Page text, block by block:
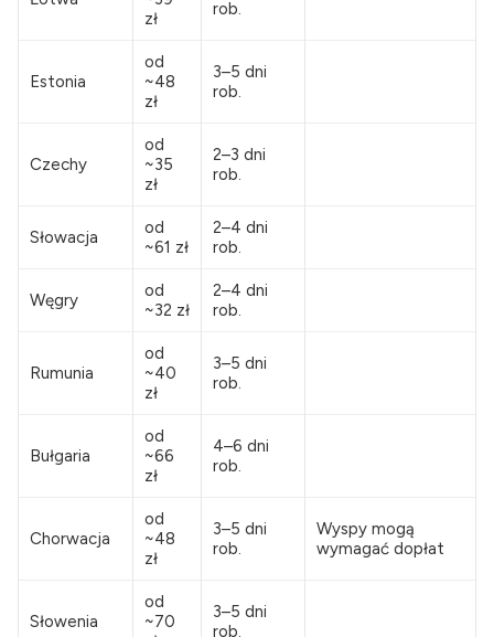
zł
rob.
Estonia
od
~48
zł
3–5 dni
rob.
Czechy
od
~35
zł
2–3 dni
rob.
Słowacja
od
~61 zł
2–4 dni
rob.
Węgry
od
~32 zł
2–4 dni
rob.
Rumunia
od
~40
zł
3–5 dni
rob.
Bułgaria
od
~66
zł
4–6 dni
rob.
Chorwacja
od
~48
zł
3–5 dni
rob.
Wyspy mogą
wymagać dopłat
Słowenia
od
~70
3–5 dni
rob.